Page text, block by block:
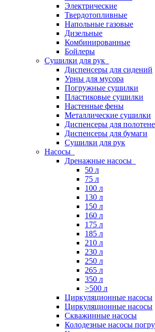
Электрические
Твердотопливные
Напольные газовые
Дизельные
Комбинированные
Бойлеры
Сушилки для рук
Диспенсеры для сидений
Урны для мусора
Погружные сушилки
Пластиковые сушилки
Настенные фены
Металлические сушилки
Диспенсеры для
Диспенсеры для бумаги
Сушилки для рук
Насосы
Дренажные насосы
50 л
75 л
100 л
130 л
150 л
160 л
175 л
185 л
210 л
230 л
250 л
265 л
350 л
>500 л
Циркуляционные насосы
Циркуляционные насосы
Скважинные насосы
Колодезные насосы